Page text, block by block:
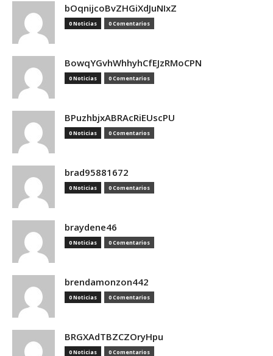
bOqnijcoBvZHGiXdJuNIxZ
0 Noticias 0 Comentarios
BowqYGvhWhhyhCfEJzRMoCPN
0 Noticias 0 Comentarios
BPuzhbjxABRAcRiEUscPU
0 Noticias 0 Comentarios
brad95881672
0 Noticias 0 Comentarios
braydene46
0 Noticias 0 Comentarios
brendamonzon442
0 Noticias 0 Comentarios
BRGXAdTBZCZOryHpu
0 Noticias 0 Comentarios